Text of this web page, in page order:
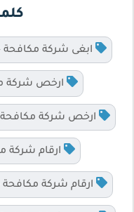
ابغى شركة مكافحة
ارخص شركة
ارخص شركة مكافحة
ارقام شركة
ارقام شركة مكافحة